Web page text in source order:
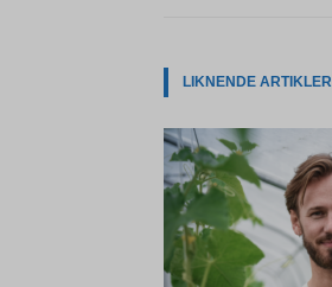
LIKNENDE ARTIKLER